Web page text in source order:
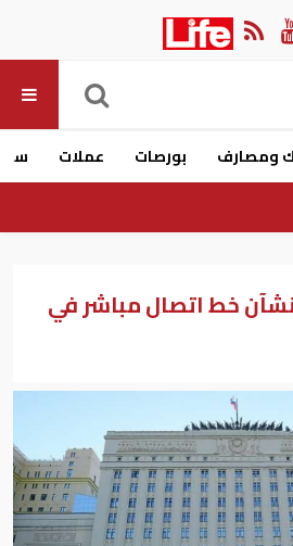
ومصارف بورصات عملات
خط اتصال مباشر في